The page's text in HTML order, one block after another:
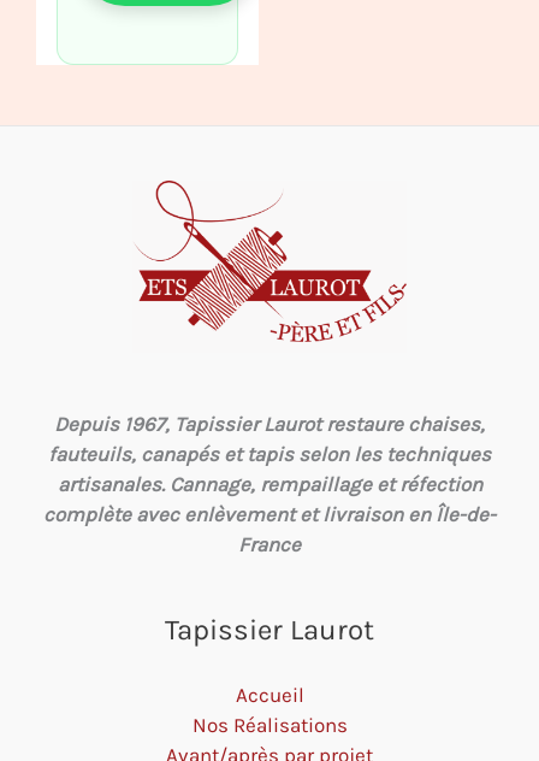
Depuis 1967, Tapissier Laurot restaure chaises,
fauteuils, canapés et tapis selon les techniques
artisanales. Cannage, rempaillage et réfection
complète avec enlèvement et livraison en Île-de-
France
Tapissier Laurot
Accueil
Nos Réalisations
Avant/après par projet